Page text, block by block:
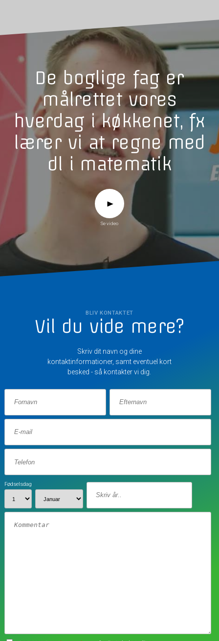
De boglige fag er
målrettet vores
hverdag i køkkenet, fx
lærer vi at regne med
dl i matematik
Se video
BLIV KONTAKTET
Vil du vide mere?
Skriv dit navn og dine
kontaktinformationer, samt eventuel kort
besked - så kontakter vi dig.
Fødselsdag